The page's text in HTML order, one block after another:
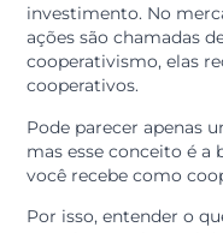
de negócio que
maioria das
No dia a dia, você
investimento. No
ações são
cooperativismo,
cooperativos.